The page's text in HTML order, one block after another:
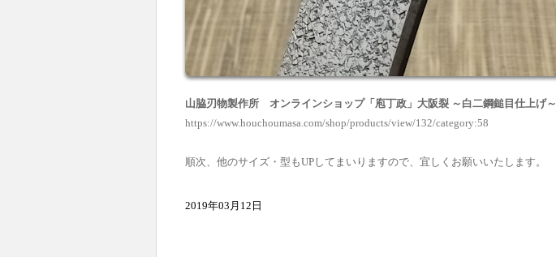
山脇刃物製作所 オンラインショップ「庖丁政」大阪裂 ～白二鋼鎚目仕上げ～
https://www.houchoumasa.com/shop/products/view/132/category:58
順次、他のサイズ・型もUPしてまいりますので、宜しくお願いいたします。
2019年03月12日